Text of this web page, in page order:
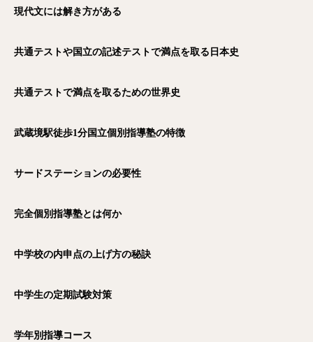
現代文には解き方がある
共通テストや国立の記述テストで満点を取る日本史
共通テストで満点を取るための世界史
武蔵境駅徒歩1分国立個別指導塾の特徴
サードステーションの必要性
完全個別指導塾とは何か
中学校の内申点の上げ方の秘訣
中学生の定期試験対策
学年別指導コース